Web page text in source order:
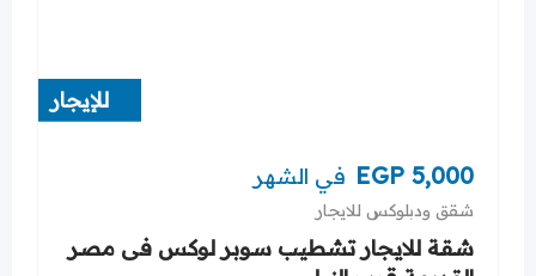
للإيجار
EGP 5,000 في الشهر
شقق ودبلوكس للايجار
شقة للايجار تشطيب سوبر لوكس فى مصر